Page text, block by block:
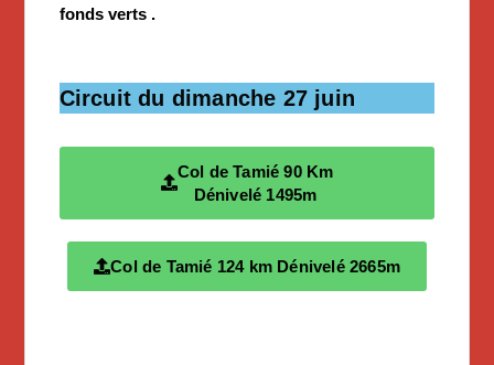
fonds verts .
Circuit du dimanche 27 juin
Col de Tamié 90 Km
Dénivelé 1495m
Col de Tamié 124 km Dénivelé 2665m